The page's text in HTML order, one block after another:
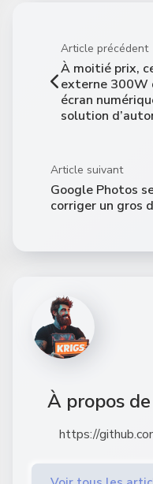
Article précédent
À moitié prix,
externe 300W
écran
solution
Article suivant
Google Photos
corriger un gros
À propos
https://